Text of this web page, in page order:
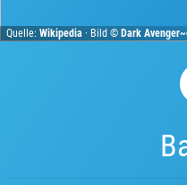
Quelle:Wikipedia · Bild ©Dark